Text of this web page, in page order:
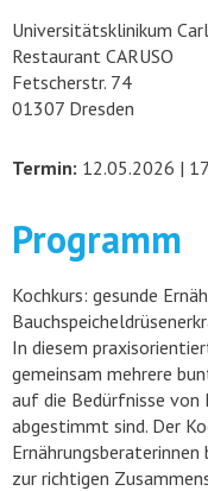
Universitätsklinikum
Restaurant CARUSO
Fetscherstr. 74
01307 Dresden
Termin: 12.05.2026 |
Programm
Kochkurs: gesunde
In diesem
gemeinsam mehrere
auf die Bedürfnisse von
abgestimmt sind. Der
zur richtigen